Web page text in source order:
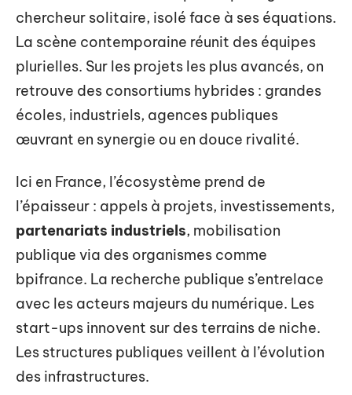
chercheur solitaire, isolé face à ses équations.
La scène contemporaine réunit des équipes
plurielles. Sur les projets les plus avancés, on
retrouve des consortiums hybrides : grandes
écoles, industriels, agences publiques
œuvrant en synergie ou en douce rivalité.
Ici en France, l’écosystème prend de
l’épaisseur : appels à projets, investissements,
partenariats industriels, mobilisation
publique via des organismes comme
bpifrance. La recherche publique s’entrelace
avec les acteurs majeurs du numérique. Les
start-ups innovent sur des terrains de niche.
Les structures publiques veillent à l’évolution
des infrastructures.